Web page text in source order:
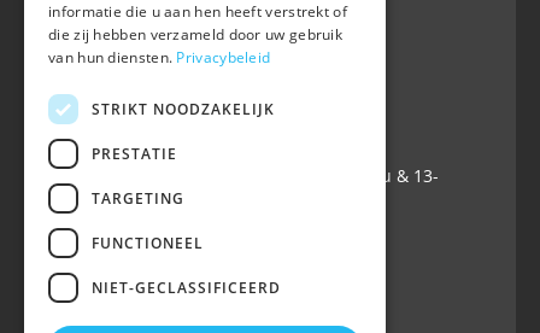
+32 (0) 16 47 99 80
+32 (0) 16 47 99 85
TVA BE 0410.346.424
IBAN BE40 7364 0368 4863
Ouvert tous les jours ouvrables: 9u-12u & 13-
16u
Suivez-nous sur
informatie die u aan hen heeft verstrekt of
die zij hebben verzameld door uw gebruik
van hun diensten. Privacybeleid
STRIKT NOODZAKELIJK
PRESTATIE
TARGETING
FUNCTIONEEL
NIET-GECLASSIFICEERD